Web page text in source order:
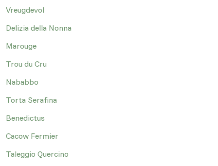
Vreugdevol
Delizia della Nonna
Marouge
Trou du Cru
Nababbo
Torta Serafina
Benedictus
Cacow Fermier
Taleggio Quercino